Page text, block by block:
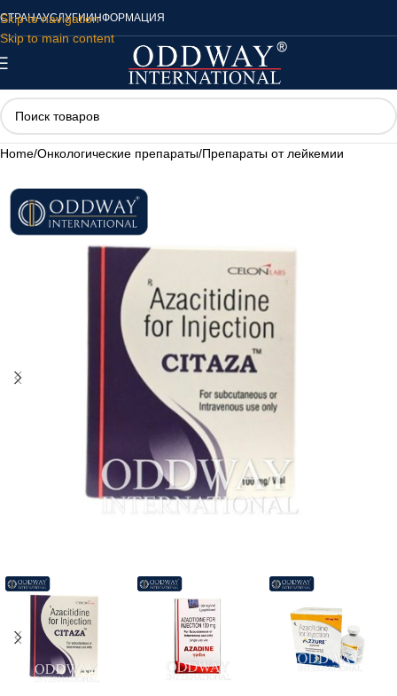
Skip to navigation
Skip to main content
СТРАНАУСЛУГИИНФОРМАЦИЯ
Home/Онкологические препараты/Препараты от лейкемии